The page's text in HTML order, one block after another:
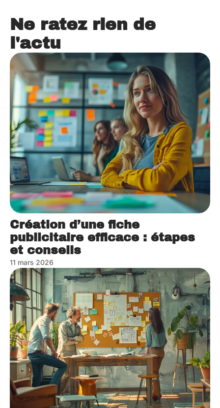
Ne ratez rien de
l'actu
Création d’une fiche
publicitaire efficace : étapes
et conseils
11 mars 2026